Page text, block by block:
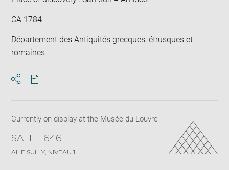
CA 1784
Département des Antiquités grecques, étrusques et
romaines
Currently on display at the Musée du Louvre
SALLE 646
AILE SULLY, NIVEAU 1